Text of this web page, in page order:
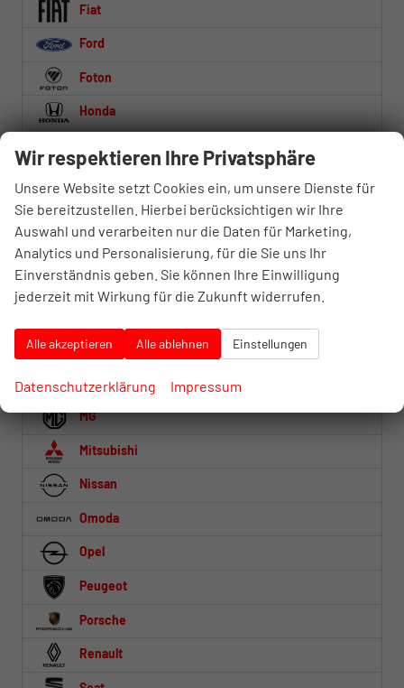
Fiat
Ford
Foton
Honda
Jaecoo
Jeep
Kia
MAN
Mercedes-Benz
MG
Mitsubishi
Nissan
Omoda
Opel
Peugeot
Porsche
Renault
Wir respektieren Ihre Privatsphäre
Unsere Website setzt Cookies ein, um unsere Dienste für
Sie bereitzustellen. Hierbei berücksichtigen wir Ihre
Auswahl und verarbeiten nur die Daten für Marketing,
Analytics und Personalisierung, für die Sie uns Ihr
Einverständnis geben. Sie können Ihre Einwilligung
jederzeit mit Wirkung für die Zukunft widerrufen.
Alle akzeptieren Alle ablehnen Einstellungen
Datenschutzerklärung Impressum